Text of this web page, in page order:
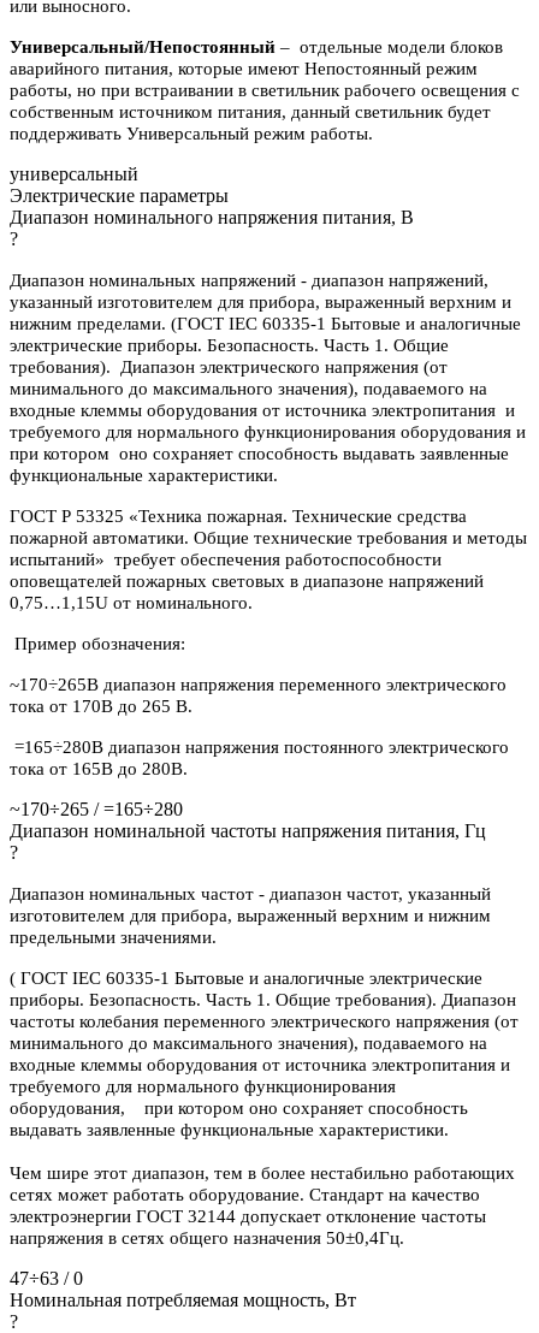
или выносного.
Универсальный/Непостоянный – отдельные модели блоков
аварийного питания, которые имеют Непостоянный режим
работы, но при встраивании в светильник рабочего освещения с
собственным источником питания, данный светильник будет
поддерживать Универсальный режим работы.
универсальный
Электрические параметры
Диапазон номинального напряжения питания, В
?
Диапазон номинальных напряжений - диапазон напряжений,
указанный изготовителем для прибора, выраженный верхним и
нижним пределами. (ГОСТ IEC 60335-1 Бытовые и аналогичные
электрические приборы. Безопасность. Часть 1. Общие
требования). Диапазон электрического напряжения (от
минимального до максимального значения), подаваемого на
входные клеммы оборудования от источника электропитания и
требуемого для нормального функционирования оборудования и
при котором оно сохраняет способность выдавать заявленные
функциональные характеристики.
ГОСТ Р 53325 «Техника пожарная. Технические средства
пожарной автоматики. Общие технические требования и методы
испытаний» требует обеспечения работоспособности
оповещателей пожарных световых в диапазоне напряжений
0,75…1,15U от номинального.
Пример обозначения:
~170÷265В диапазон напряжения переменного электрического
тока от 170В до 265 В.
=165÷280В диапазон напряжения постоянного электрического
тока от 165В до 280В.
~170÷265 / =165÷280
Диапазон номинальной частоты напряжения питания, Гц
?
Диапазон номинальных частот - диапазон частот, указанный
изготовителем для прибора, выраженный верхним и нижним
предельными значениями.
( ГОСТ IEC 60335-1 Бытовые и аналогичные электрические
приборы. Безопасность. Часть 1. Общие требования). Диапазон
частоты колебания переменного электрического напряжения (от
минимального до максимального значения), подаваемого на
входные клеммы оборудования от источника электропитания и
требуемого для нормального функционирования
оборудования, при котором оно сохраняет способность
выдавать заявленные функциональные характеристики.
Чем шире этот диапазон, тем в более нестабильно работающих
сетях может работать оборудование. Стандарт на качество
электроэнергии ГОСТ 32144 допускает отклонение частоты
напряжения в сетях общего назначения 50±0,4Гц.
47÷63 / 0
Номинальная потребляемая мощность, Вт
?